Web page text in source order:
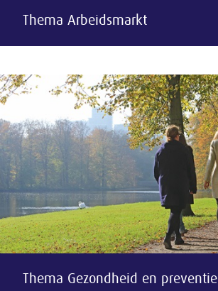
Thema Arbeidsmarkt
Thema Gezondheid en preventie